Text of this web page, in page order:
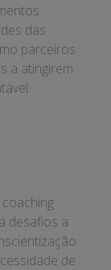
das
parceiros
a atingirem
desafios a
de